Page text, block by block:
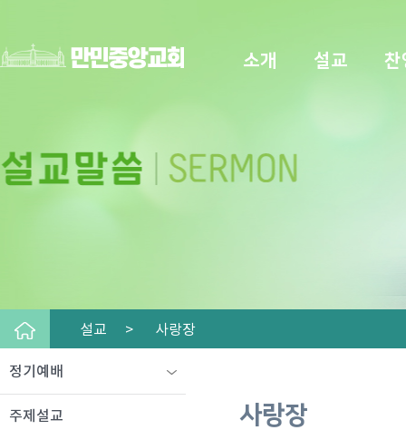
소개 설교 찬
설교 > 사랑장
사랑장
정기예배
주제설교